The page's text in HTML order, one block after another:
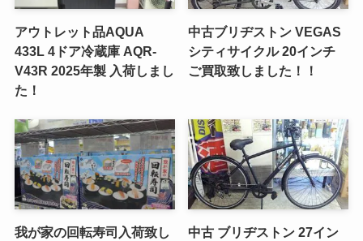
アウトレット品AQUA
433L 4ドア冷蔵庫 AQR-
V43R 2025年製 入荷しまし
た！
中古ブリヂストン VEGAS
シティサイクル 20インチ
ご買取致しました！！
我が家の回転寿司入荷致し
中古 ブリヂストン 27イン